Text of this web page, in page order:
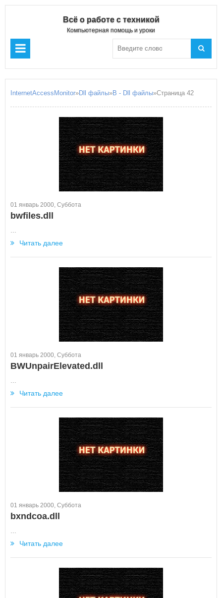
Всё о работе с техникой
Компьютерная помощь и уроки
InternetAccessMonitor»Dll файлы»B - Dll файлы»Страница 42
01 январь 2000, Суббота
bwfiles.dll
Читать далее
01 январь 2000, Суббота
BWUnpairElevated.dll
Читать далее
01 январь 2000, Суббота
bxndcoa.dll
Читать далее